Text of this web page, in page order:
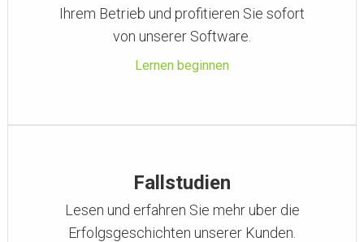
Ihrem Betrieb und profitieren Sie sofort
von unserer Software.
Lernen beginnen
Fallstudien
Lesen und erfahren Sie mehr uber die
Erfolgsgeschichten unserer Kunden.